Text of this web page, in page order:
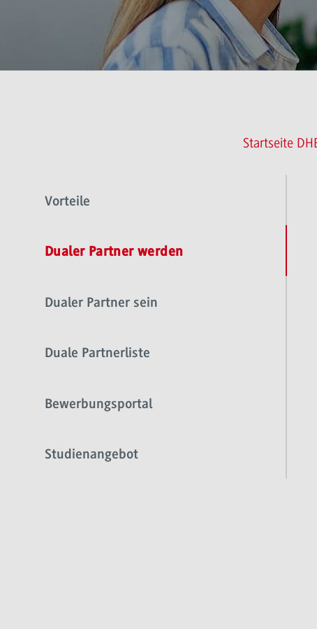
Startseite
Vorteile
Dualer Partner werden
Dualer Partner sein
Duale Partnerliste
Bewerbungsportal
Studienangebot